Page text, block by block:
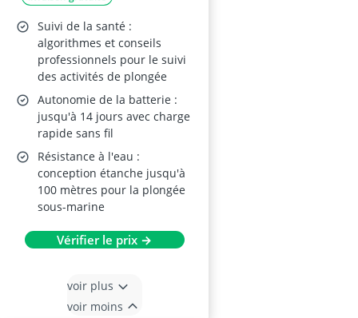
Suivi de la santé :
algorithmes et conseils
professionnels pour le suivi
des activités de plongée
Autonomie de la batterie :
jusqu'à 14 jours avec charge
rapide sans fil
Résistance à l'eau :
conception étanche jusqu'à
100 mètres pour la plongée
sous-marine
Vérifier le prix →
voir plus
voir moins